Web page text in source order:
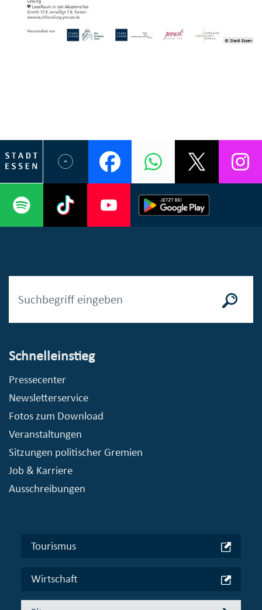
© Stadt Essen
Schnelleinstieg
Pressecenter
Newsletterservice
Fotos zum Download
Veranstaltungen
Sitzungen politischer Gremien
Job & Karriere
Ausschreibungen
Tourismus
Wirtschaft